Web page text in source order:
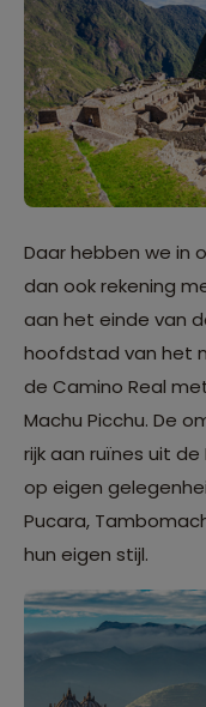
Daar hebben we in
dan ook rekening
aan het einde van
hoofdstad van het
de Camino Real
Machu Picchu. De
rijk aan ruïnes uit
op eigen
Pucara,
hun eigen stijl.